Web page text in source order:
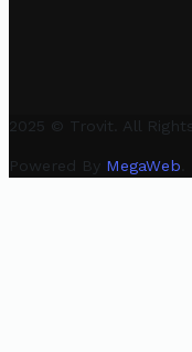
2025 © Trovit. All
Powered By MegaWeb